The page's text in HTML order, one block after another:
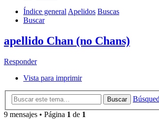
Índice generalApelidos Buscas
Buscar
apellido Chan (no Chans)
Responder
Vista para imprimir
Buscar
9 mensajes • Página 1 de 1